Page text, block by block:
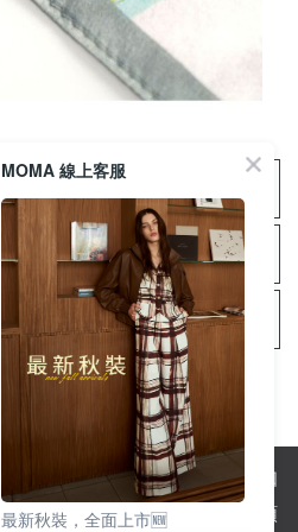
購物須知
全站商品分類
MOMA 線上客服
最新秋裝，全面上市🆕